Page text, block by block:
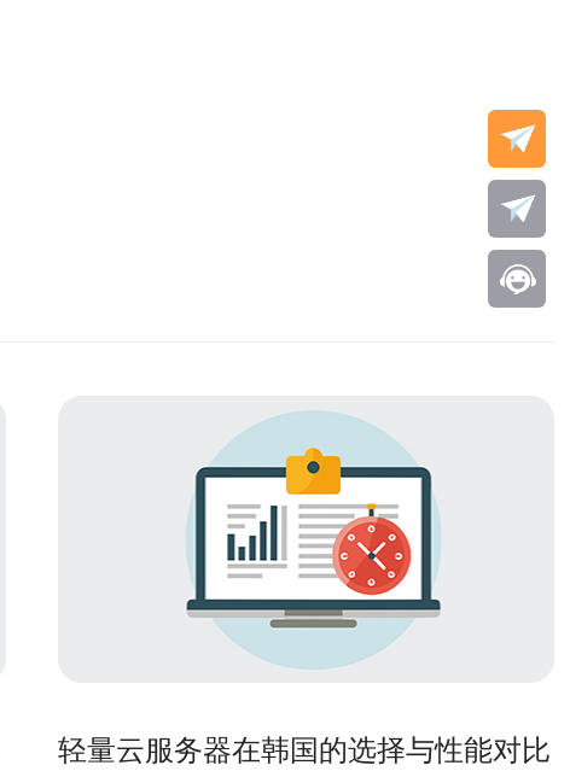
轻量云服务器在韩国的选择与性能对比